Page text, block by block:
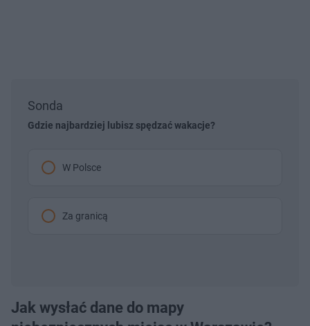
Sonda
Gdzie najbardziej lubisz spędzać wakacje?
W Polsce
Za granicą
Jak wysłać dane do mapy